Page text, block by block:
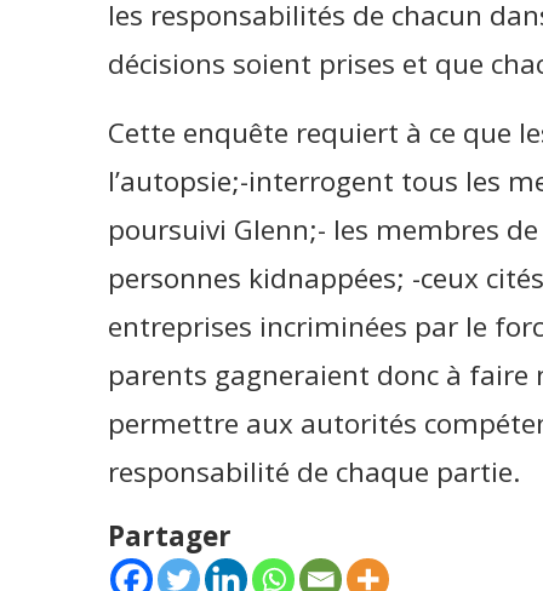
les responsabilités de chacun
décisions soient prises et que
Cette enquête requiert à ce que
l’autopsie;-interrogent tous les
poursuivi Glenn;- les membres
personnes kidnappées; -ceux
entreprises incriminées par le
parents gagneraient donc à
permettre aux autorités
responsabilité de chaque partie.
Partager